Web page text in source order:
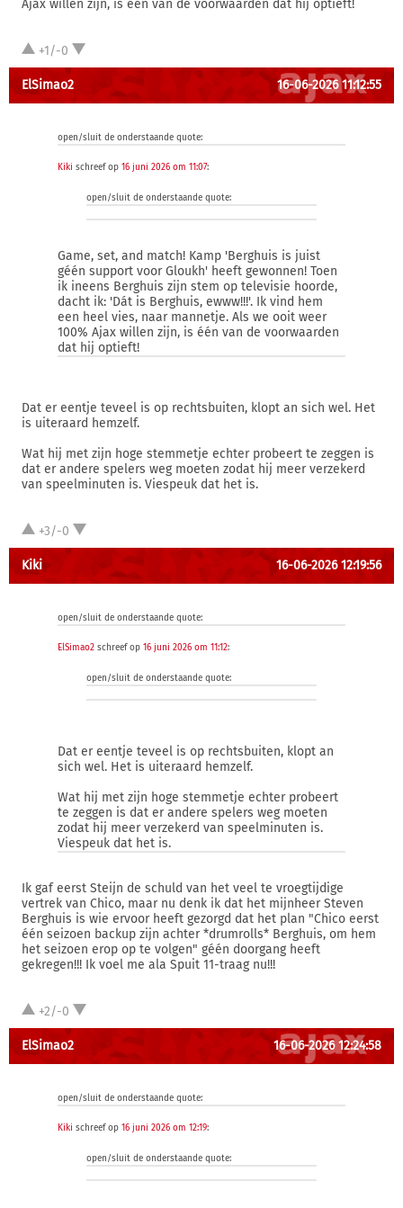
Ajax willen zijn, is één van de voorwaarden dat hij optieft!
+1/-0
ElSimao2 16-06-2026 11:12:55
open/sluit de onderstaande quote:
Kiki schreef op 16 juni 2026 om 11:07:
open/sluit de onderstaande quote:
Game, set, and match! Kamp 'Berghuis is juist
géén support voor Gloukh' heeft gewonnen! Toen
ik ineens Berghuis zijn stem op televisie hoorde,
dacht ik: 'Dát is Berghuis, ewww!!!'. Ik vind hem
een heel vies, naar mannetje. Als we ooit weer
100% Ajax willen zijn, is één van de voorwaarden
dat hij optieft!
Dat er eentje teveel is op rechtsbuiten, klopt an sich wel. Het
is uiteraard hemzelf.
Wat hij met zijn hoge stemmetje echter probeert te zeggen is
dat er andere spelers weg moeten zodat hij meer verzekerd
van speelminuten is. Viespeuk dat het is.
+3/-0
Kiki 16-06-2026 12:19:56
open/sluit de onderstaande quote:
ElSimao2 schreef op 16 juni 2026 om 11:12:
open/sluit de onderstaande quote:
Dat er eentje teveel is op rechtsbuiten, klopt an
sich wel. Het is uiteraard hemzelf.
Wat hij met zijn hoge stemmetje echter probeert
te zeggen is dat er andere spelers weg moeten
zodat hij meer verzekerd van speelminuten is.
Viespeuk dat het is.
Ik gaf eerst Steijn de schuld van het veel te vroegtijdige
vertrek van Chico, maar nu denk ik dat het mijnheer Steven
Berghuis is wie ervoor heeft gezorgd dat het plan "Chico eerst
één seizoen backup zijn achter *drumrolls* Berghuis, om hem
het seizoen erop op te volgen" géén doorgang heeft
gekregen!!! Ik voel me ala Spuit 11-traag nu!!!
+2/-0
ElSimao2 16-06-2026 12:24:58
open/sluit de onderstaande quote:
Kiki schreef op 16 juni 2026 om 12:19:
open/sluit de onderstaande quote: